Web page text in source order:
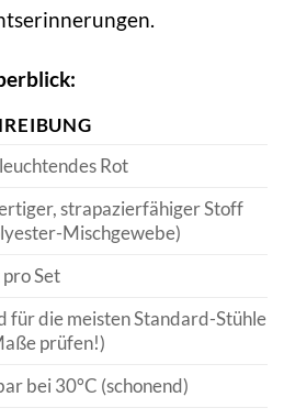
Rot
strapazierfähiger Stoff
Mischgewebe)
Set
für die meisten Standard-Stühle
prüfen!)
bei 30°C (schonend)